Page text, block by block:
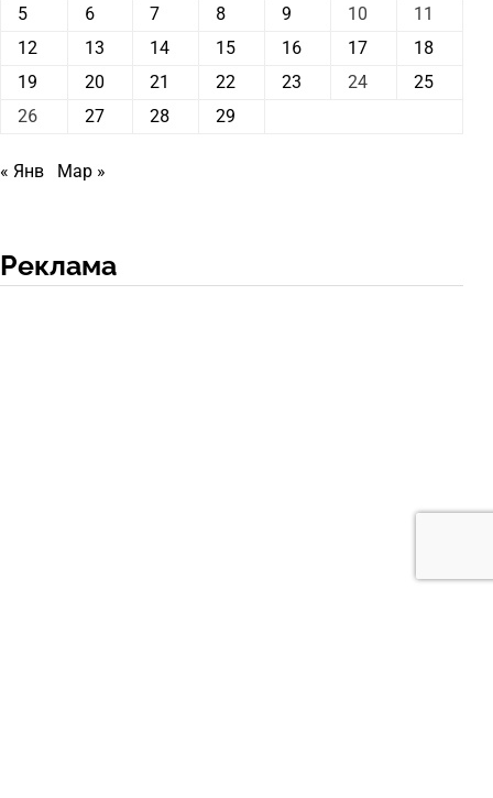
5
6 7 8 9 10
11
12
13 14 15 16 17
18
19
20 21 22 23 24
25
26
27 28 29
« Янв Мар »
Реклама